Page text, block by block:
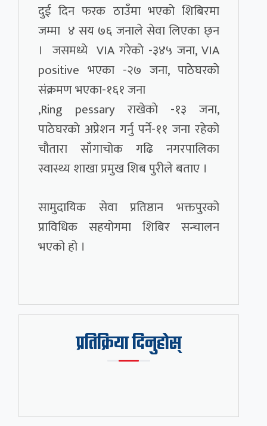
दुई दिन फरक ठाउँमा भएको शिबिरमा
जम्मा ४ सय ७६ जनाले सेवा लिएका छ्न
। जसमध्ये VIA गरेकाे -३४५ जना, VIA
positive भएका -२७ जना, पाठेघरकाे
संक्रमण भएका-१६१ जना
,Ring pessary राखेकाे -१३ जना,
पाठेघरकाे अप्रेशन गर्नु पर्ने-११ जना रहेको
चौतारा साँगाचोक गढि नगरपालिका
स्वास्थ्य शाखा प्रमुख शिब पुरीले बताए ।
सामुदायिक सेवा प्रतिष्ठान भक्तपुरको
प्राविधिक सहयोगमा शिबिर सन्चालन
भएको हो ।
प्रतिक्रिया दिनुहोस्